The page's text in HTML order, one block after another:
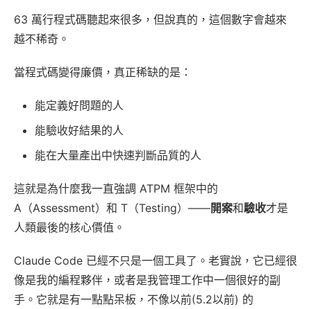
63 萬行程式碼聽起來很多，但說真的，這個數字會越來
越不稀奇。
當程式碼變得廉價，真正稀缺的是：
能定義好問題的人
能驗收好結果的人
能在大量產出中快速判斷品質的人
這就是為什麼我一直強調 ATPM 框架中的
A（Assessment）和 T（Testing）——開案和驗收才是
人類最後的核心價值。
Claude Code 已經不只是一個工具了。老實說，它已經很
像是我的編程夥伴，或者是我管理工作中一個很好的副
手。它就是有一點點呆板，不像以前(5.2以前) 的